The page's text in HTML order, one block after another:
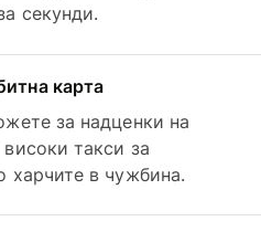
секунди.
карта
за надценки на
такси за
харчите в чужбина.